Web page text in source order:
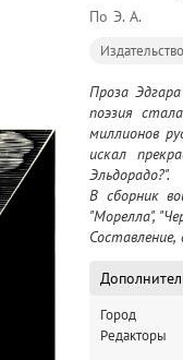
По Э. А.
Проза
поэзия
миллионов
искал
Эльдорадо?".
В сборник
"Морелла",
Город
Редакторы